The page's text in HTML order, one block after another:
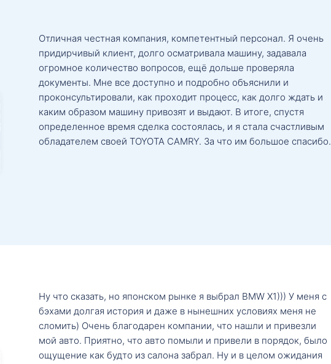
Отличная честная компания, компетентный персонал. Я очень
придирчивый клиент, долго осматривала машину, задавала
огромное количество вопросов, ещё дольше проверяла
документы. Мне все доступно и подробно объяснили и
проконсультировали, как проходит процесс, как долго ждать и
каким образом машину привозят и выдают. В итоге, спустя
определенное время сделка состоялась, и я стала счастливым
обладателем своей TOYOTA CAMRY. За что им большое спасибо.
Ну что сказать, но японском рынке я выбрал BMW X1))) У меня с
бэхами долгая история и даже в нынешних условиях меня не
сломить) Очень благодарен компании, что нашли и привезли
мой авто. Приятно, что авто помыли и привели в порядок, было
ощущение как будто из салона забрал. Ну и в целом ожидания